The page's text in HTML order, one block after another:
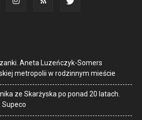
Aneta Luzeńczyk-Somers
metropolii w rodzinnym mieście
ze Skarżyska po ponad 20 latach.
Supeco